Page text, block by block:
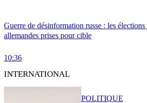
Guerre de désinformation russe : les
allemandes prises pour cible
10:36
INTERNATIONAL
POLITIQUE